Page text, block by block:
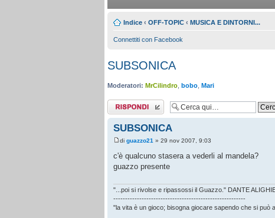
Indice ‹ OFF-TOPIC ‹ MUSICA E DINTORNI...
Connettiti con Facebook
SUBSONICA
Moderatori: MrCilindro bobo Mari
Rispondi al
messaggio
SUBSONICA
di guazzo21 » 29 nov 2007, 9:03
c'è qualcuno stasera a vederli al mandela?
guazzo presente
"...poi si rivolse e ripassossi il Guazzo." DANTE
--------------------------------------------------------
"la vita è un gioco; bisogna giocare sapendo che si